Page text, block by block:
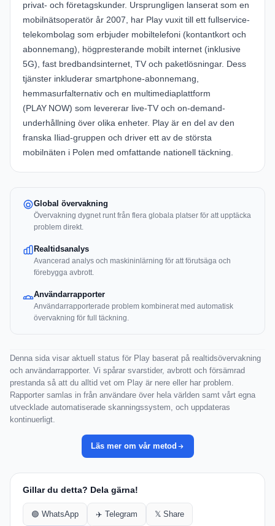
privat- och företagskunder. Ursprungligen lanserat som en
mobilnätsoperatör år 2007, har Play vuxit till ett fullservice-
telekombolag som erbjuder mobiltelefoni (kontantkort och
abonnemang), högpresterande mobilt internet (inklusive
5G), fast bredbandsinternet, TV och paketlösningar. Dess
tjänster inkluderar smartphone-abonnemang,
hemmasurfalternativ och en multimediaplattform
(PLAY NOW) som levererar live-TV och on-demand-
underhållning över olika enheter. Play är en del av den
franska Iliad-gruppen och driver ett av de största
mobilnäten i Polen med omfattande nationell täckning.
Global övervakning
Övervakning dygnet runt från flera globala platser för att upptäcka
problem direkt.
Realtidsanalys
Avancerad analys och maskininlärning för att förutsäga och
förebygga avbrott.
Användarrapporter
Användarrapporterade problem kombinerat med automatisk
övervakning för full täckning.
Denna sida visar aktuell status för Play baserat på realtidsövervakning
och användarrapporter. Vi spårar svarstider, avbrott och försämrad
prestanda så att du alltid vet om Play är nere eller har problem.
Rapporter samlas in från användare över hela världen samt vårt egna
utvecklade automatiserade skanningssystem, och uppdateras
kontinuerligt.
Läs mer om vår metod
Gillar du detta? Dela gärna!
🟢 WhatsApp ✈️ Telegram 𝕏 Share